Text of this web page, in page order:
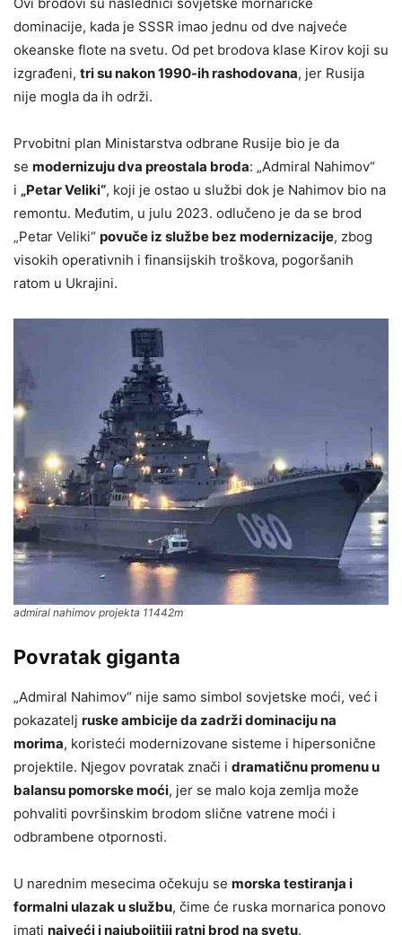
dominacije, kada je SSSR imao jednu od dve najveće
okeanske flote na svetu. Od pet brodova klase Kirov koji su
izgrađeni, tri su nakon 1990-ih rashodovana, jer Rusija
nije mogla da ih održi.
Prvobitni plan Ministarstva odbrane Rusije bio je da
se modernizuju dva preostala broda: „Admiral Nahimov“
i „Petar Veliki“, koji je ostao u službi dok je Nahimov bio na
remontu. Međutim, u julu 2023. odlučeno je da se brod
„Petar Veliki“ povuče iz službe bez modernizacije, zbog
visokih operativnih i finansijskih troškova, pogoršanih
ratom u Ukrajini.
admiral nahimov projekta 11442m
Povratak giganta
„Admiral Nahimov“ nije samo simbol sovjetske moći, već i
pokazatelj ruske ambicije da zadrži dominaciju na
morima, koristeći modernizovane sisteme i hipersonične
projektile. Njegov povratak znači i dramatičnu promenu u
balansu pomorske moći, jer se malo koja zemlja može
pohvaliti površinskim brodom slične vatrene moći i
odbrambene otpornosti.
U narednim mesecima očekuju se morska testiranja i
formalni ulazak u službu, čime će ruska mornarica ponovo
imati najveći i najubojitiji ratni brod na svetu.